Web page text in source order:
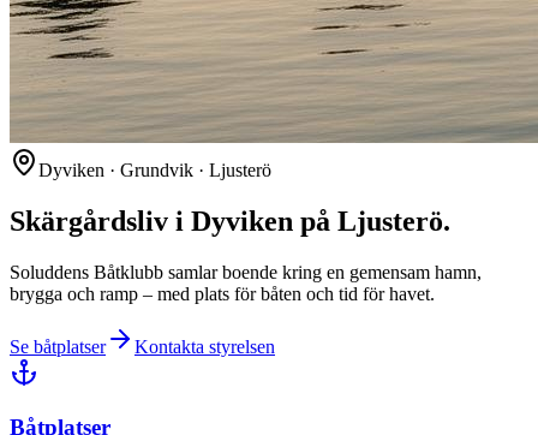
Dyviken · Grundvik · Ljusterö
Skärgårdsliv i Dyviken på Ljusterö.
Soluddens Båtklubb samlar boende kring en gemensam hamn,
brygga och ramp – med plats för båten och tid för havet.
Se båtplatser Kontakta styrelsen
Båtplatser